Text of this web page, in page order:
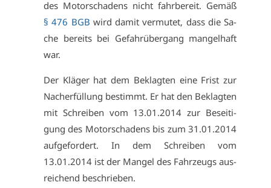
des Mo­tor­scha­dens nicht fahr­be­reit. Ge­mäß
§ 476 BGB wird da­mit ver­mu­tet, dass die Sa­
che be­reits bei Ge­fahr­über­gang man­gel­haft
war.
Der Klä­ger hat dem Be­klag­ten ei­ne Frist zur
Nach­er­fül­lung be­stimmt. Er hat den Be­klag­ten
mit Schrei­ben vom 13.01.2014 zur Be­sei­ti­
gung des Mo­tor­scha­dens bis zum 31.01.2014
auf­ge­for­dert. In dem Schrei­ben vom
13.01.2014 ist der Man­gel des Fahr­zeugs aus­
rei­chend be­schrie­ben.